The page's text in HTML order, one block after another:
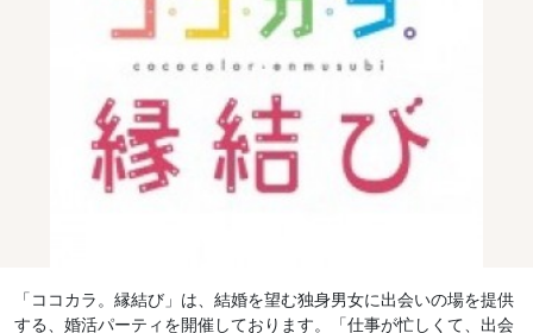
「ココカラ。縁結び」は、結婚を望む独身男女に出会いの場を提供
する、婚活パーティを開催しております。「仕事が忙しくて、出会